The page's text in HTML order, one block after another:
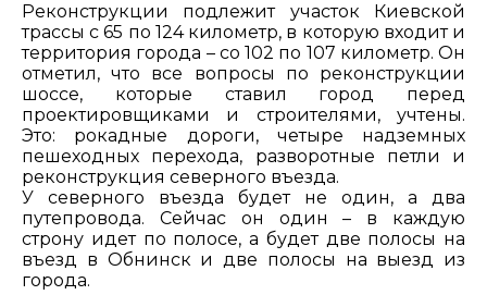
Реконструкции подлежит участок Киевской
трассы с 65 по 124 километр, в которую входит и
территория города – со 102 по 107 километр. Он
отметил, что все вопросы по реконструкции
шоссе, которые ставил город перед
проектировщиками и строителями, учтены.
Это: рокадные дороги, четыре надземных
пешеходных перехода, разворотные петли и
реконструкция северного въезда.
У северного въезда будет не один, а два
путепровода. Сейчас он один – в каждую
строну идет по полосе, а будет две полосы на
въезд в Обнинск и две полосы на выезд из
города.